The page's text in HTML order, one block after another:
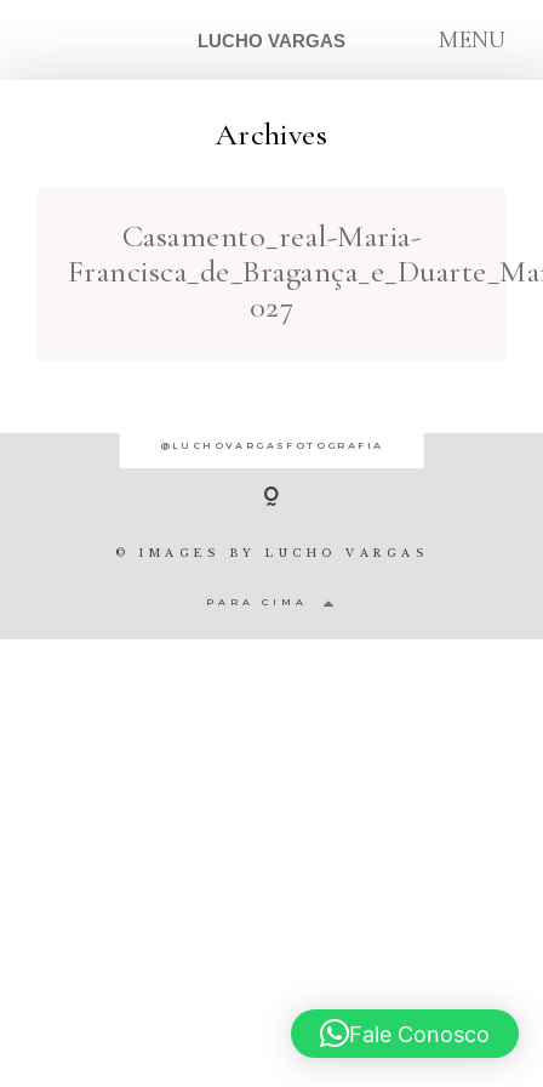
LUCHO VARGAS MENU
Archives
Casamento_real-Maria-
027
SOBRE
@LUCHOVARGASFOTOGRAFIA
© IMAGES BY LUCHO VARGAS
PARA CIMA
Fale Conosco